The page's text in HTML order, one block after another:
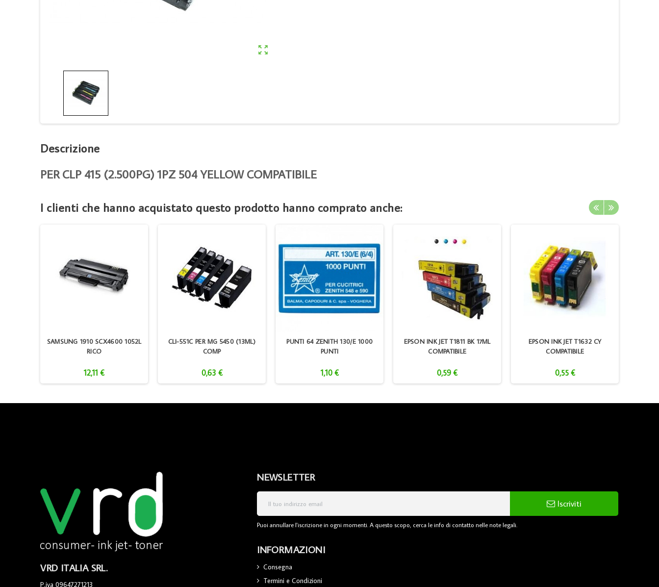

Descrizione
PER CLP 415 (2.500PG) 1PZ 504 YELLOW COMPATIBILE
I clienti che hanno acquistato questo prodotto hanno comprato anche:
SAMSUNG 1910 SCX4600 1052L
RICO
12,11 €
CLI-551C PER MG 5450 (13ML)
COMP
0,63 €
PUNTI 64 ZENITH 130/E 1000
PUNTI
1,10 €
EPSON INK JET T1811 BK 17ML
COMPATIBILE
0,59 €
EPSON INK JET T1632 CY
COMPATIBILE
0,55 €
VRD ITALIA SRL.
P.iva 09647271213
NEWSLETTER
Iscriviti
Puoi annullare l'iscrizione in ogni momenti. A questo scopo, cerca le info di contatto nelle note legali.
INFORMAZIONI
Consegna
Termini e Condizioni